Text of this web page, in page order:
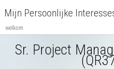
Mijn Persoonlijke
welkom
Sr. Project